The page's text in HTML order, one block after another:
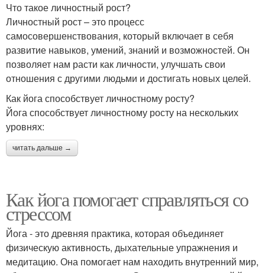
Что такое личностный рост?
Личностный рост – это процесс
самосовершенствования, который включает в себя
развитие навыков, умений, знаний и возможностей. Он
позволяет нам расти как личности, улучшать свои
отношения с другими людьми и достигать новых целей.
Как йога способствует личностному росту?
Йога способствует личностному росту на нескольких
уровнях:
читать дальше →
Как йога помогает справляться со
стрессом
Йога - это древняя практика, которая объединяет
физическую активность, дыхательные упражнения и
медитацию. Она помогает нам находить внутренний мир,